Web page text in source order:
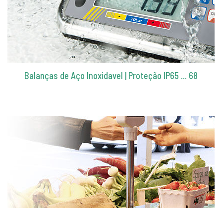
Balanças de Aço Inoxidavel | Proteção IP65 ... 68